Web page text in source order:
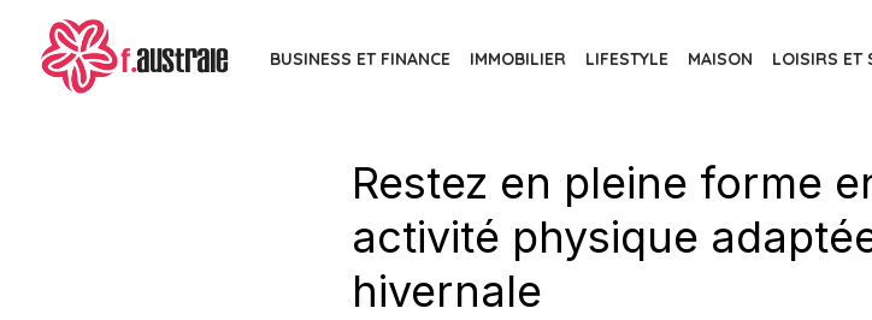
BUSINESS ET FINANCE IMMOBILIER LIFESTYLE MAISON LOISIRS ET
Restez en pleine forme
activité physique
hivernale